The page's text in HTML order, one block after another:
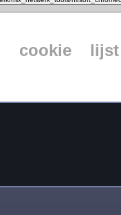
cookie
lijst